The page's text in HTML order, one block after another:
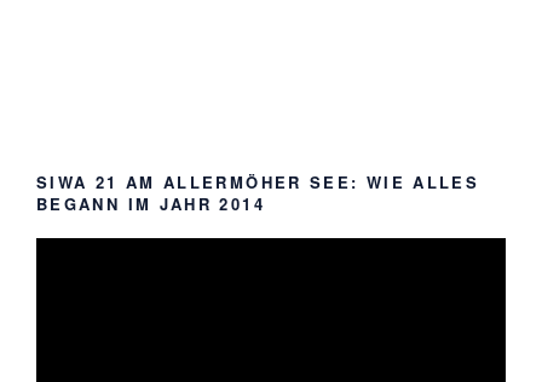
SIWA 21 AM ALLERMÖHER SEE: WIE ALLES
BEGANN IM JAHR 2014